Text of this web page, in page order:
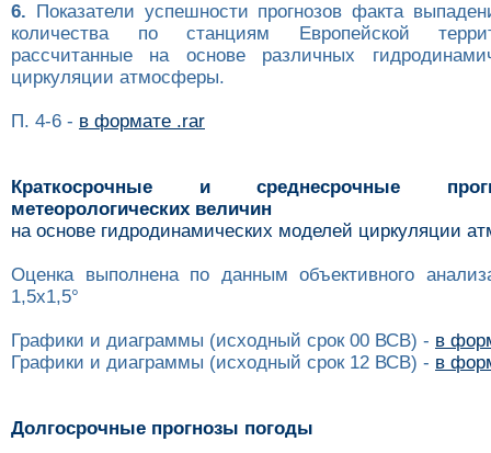
6. Показатели успешности прогнозов факта
количества по станциям Европейской
рассчитанные на основе различных
циркуляции атмосферы.
П. 4-6 - в формате .rar
Краткосрочные и среднесрочные
метеорологических величин
на основе гидродинамических моделей циркуляции
Оценка выполнена по данным объективного
1,5x1,5°
Графики и диаграммы (исходный срок 00 ВСВ) - в
Графики и диаграммы (исходный срок 12 ВСВ) - в
Долгосрочные прогнозы погоды